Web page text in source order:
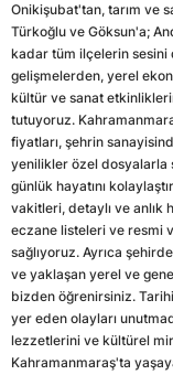
Onikişubat'tan, tarım ve
Türkoğlu ve Göksun'a;
kadar tüm ilçelerin sesini
gelişmelerden, yerel
kültür ve sanat
tutuyoruz.
fiyatları, şehrin
yenilikler özel dosyalarla
günlük hayatını
vakitleri, detaylı ve
eczane listeleri ve resmi
sağlıyoruz. Ayrıca
ve yaklaşan yerel ve
bizden öğrenirsiniz.
yer eden olayları
lezzetlerini ve kültürel
Kahramanmaraş'ta